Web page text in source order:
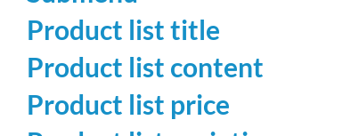
Product list title
Product list content
Product list price